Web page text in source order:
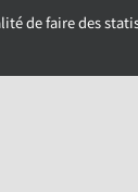
de faire des